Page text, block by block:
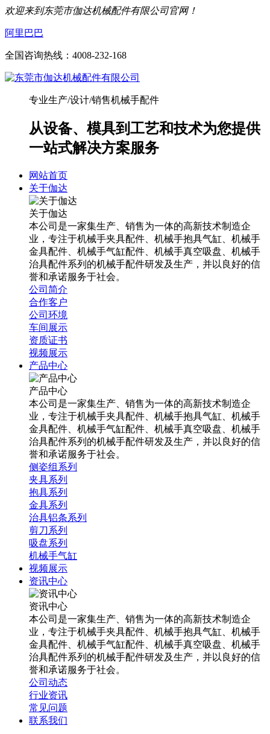
欢迎来到东莞市伽达机械配件有限公司官网！
阿里巴巴
全国咨询热线： 4008-232-168
专业生产/设计/销售机械手配件
从设备、模具到工艺和技术为您提供
一站式解决方案服务
网站首页
关于伽达
关于伽达
本公司是一家集生产、销售为一体的高新技术制造企
业，专注于机械手夹具配件、机械手抱具气缸、机械手
金具配件、机械手气缸配件、机械手真空吸盘、机械手
治具配件系列的机械手配件研发及生产，并以良好的信
誉和承诺服务于社会。
公司简介
合作客户
公司环境
车间展示
资质证书
视频展示
产品中心
产品中心
本公司是一家集生产、销售为一体的高新技术制造企
业，专注于机械手夹具配件、机械手抱具气缸、机械手
金具配件、机械手气缸配件、机械手真空吸盘、机械手
治具配件系列的机械手配件研发及生产，并以良好的信
誉和承诺服务于社会。
侧姿组系列
夹具系列
抱具系列
金具系列
治具铝条系列
剪刀系列
吸盘系列
机械手气缸
视频展示
资讯中心
资讯中心
本公司是一家集生产、销售为一体的高新技术制造企
业，专注于机械手夹具配件、机械手抱具气缸、机械手
金具配件、机械手气缸配件、机械手真空吸盘、机械手
治具配件系列的机械手配件研发及生产，并以良好的信
誉和承诺服务于社会。
公司动态
行业资讯
常见问题
联系我们